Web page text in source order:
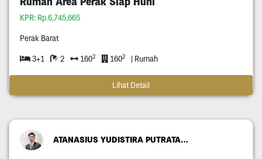
KPR: Rp.6,745,665
Perak Barat
3+1 2 1602 1602 | Rumah
Lihat Detail
ATANASIUS YUDISTIRA PUTRATAMA